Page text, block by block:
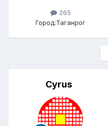
265
Город:Таганрог
Cyrus